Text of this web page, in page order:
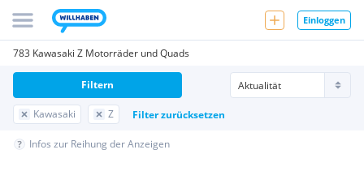
Einloggen
783 Kawasaki Z Motorräder und Quads
Kawasaki Z Filter zurücksetzen
Filtern
Infos zur Reihung der Anzeigen